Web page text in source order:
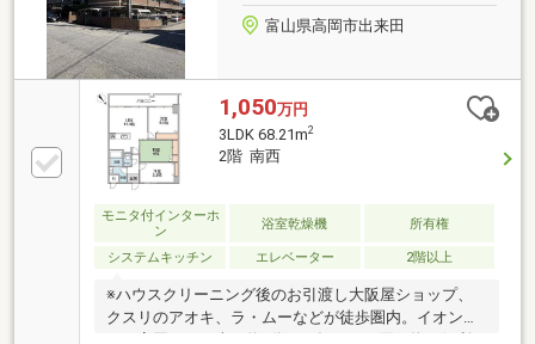
富山県高岡市出来田
1,050万円
3LDK 68.21m2
2階 南西
モニタ付インターホ
ン
浴室乾燥機 所有権
システムキッチン エレベーター 2階以上
※ハウスクリーニング後のお引渡し大阪屋ショップ、
クスリのアオキ、ラ・ムーなどが徒歩圏内。イオンモ